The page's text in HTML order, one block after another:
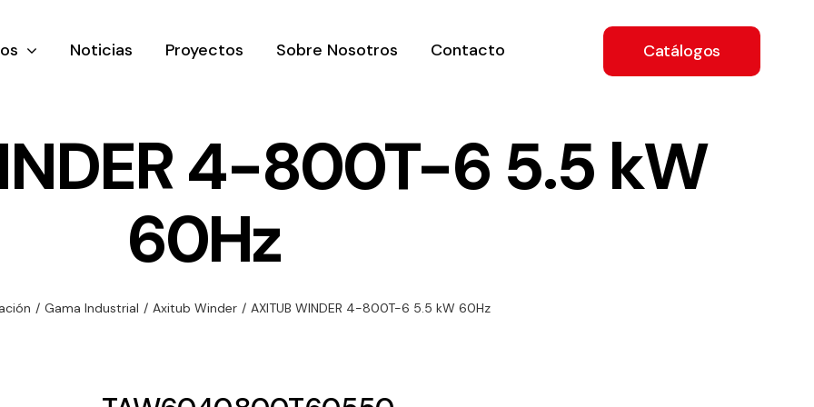
gama
Ventilación
Amplia gama de
equipos de
Variedad de
necesidades.
Noticias Proyectos Sobre Nosotros Contacto Catálogos
4-800T-6 5.5 kW
60Hz
/ Gama Industrial / Axitub Winder / AXITUB WINDER 4-800T-6 5.5 kW 60Hz